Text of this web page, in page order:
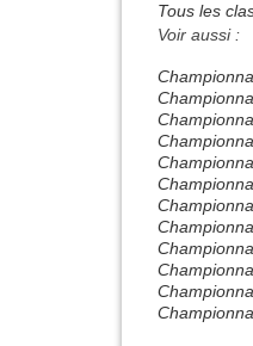
Tous les
Voir aussi :